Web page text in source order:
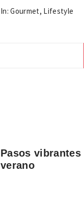
In: Gourmet, Lifestyle
Pasos vibrantes
verano